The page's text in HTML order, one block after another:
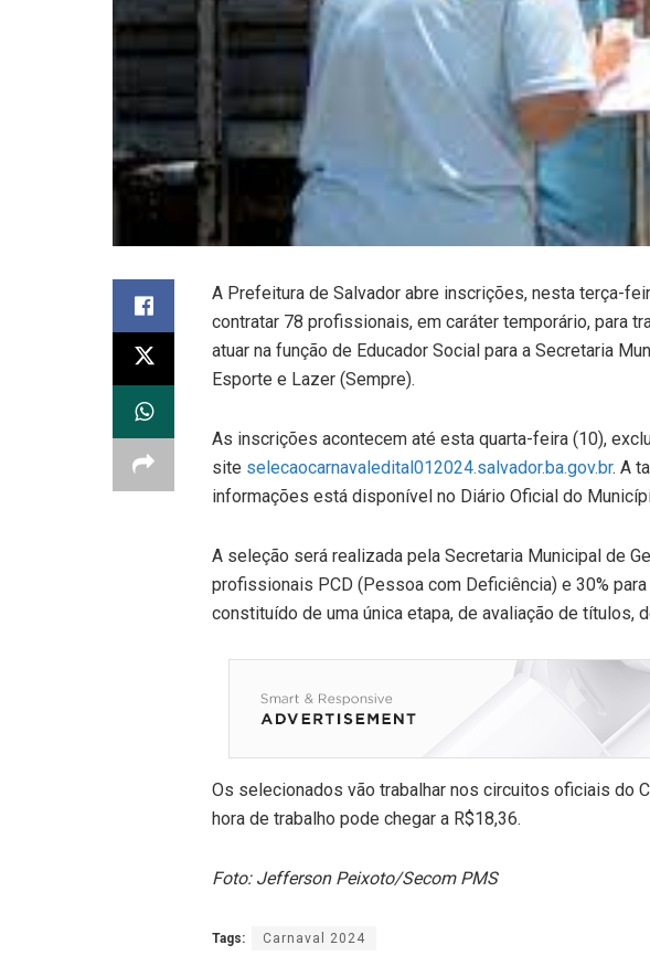
A Prefeitura de Salvador abre inscrições, nesta terça-
contratar 78 profissionais, em caráter temporário, para
atuar na função de Educador Social para a Secretaria
Esporte e Lazer (Sempre).
As inscrições acontecem até esta quarta-feira (10),
site selecaocarnavaledital012024.salvador.ba.gov.br. A
informações está disponível no Diário Oficial do
A seleção será realizada pela Secretaria Municipal de
profissionais PCD (Pessoa com Deficiência) e 30%
constituído de uma única etapa, de avaliação de títulos,
Os selecionados vão trabalhar nos circuitos oficiais do
hora de trabalho pode chegar a R$18,36.
Foto: Jefferson Peixoto/Secom PMS
Tags: Carnaval 2024